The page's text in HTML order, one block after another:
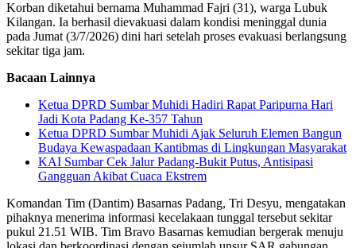
Korban diketahui bernama Muhammad Fajri (31), warga Lubuk
Kilangan. Ia berhasil dievakuasi dalam kondisi meninggal dunia
pada Jumat (3/7/2026) dini hari setelah proses evakuasi berlangsung
sekitar tiga jam.
Bacaan Lainnya
Ketua DPRD Sumbar Muhidi Hadiri Rapat Paripurna Hari
Jadi Kota Padang Ke-357 Tahun
Ketua DPRD Sumbar Muhidi Ajak Seluruh Elemen Bangun
Budaya Kewaspadaan Kantibmas di Lingkungan Masyarakat
KAI Sumbar Cek Jalur Padang-Bukit Putus, Antisipasi
Gangguan Akibat Cuaca Ekstrem
Komandan Tim (Dantim) Basarnas Padang, Tri Desyu, mengatakan
pihaknya menerima informasi kecelakaan tunggal tersebut sekitar
pukul 21.51 WIB. Tim Bravo Basarnas kemudian bergerak menuju